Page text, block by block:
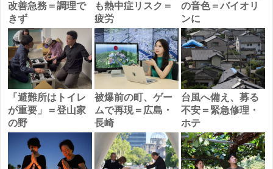
改善急務＝調理で
きず
も熱中症リスク＝
疲労
の音色＝バイオリ
ンに
「避難所はトイレ
が重要」＝登山家
の野
被爆前の町、ゲー
ムで再現＝広島・
長崎
台風へ備え、募る
不安＝緊急修理・
ホテ